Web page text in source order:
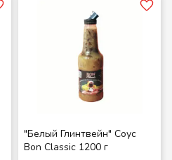
"Белый Глинтвейн" Соус
Bon Classic 1200 г